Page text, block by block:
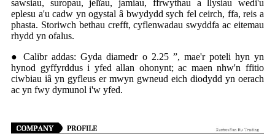
sawsiau, suropau, jelïau, jamiau, ffrwythau a llysiau wedi'u
eplesu a'u cadw yn ogystal â bwydydd sych fel ceirch, ffa, reis a
phasta. Storiwch bethau crefft, cyflenwadau swyddfa ac eitemau
rhydd yn ofalus.
● Calibr addas: Gyda diamedr o 2.25 ”, mae'r poteli hyn yn
hynod gyffyrddus i yfed allan ohonynt; ac maen nhw'n ffitio
ciwbiau iâ yn gyfleus er mwyn gwneud eich diodydd yn oerach
ac yn fwy dymunol i'w yfed.